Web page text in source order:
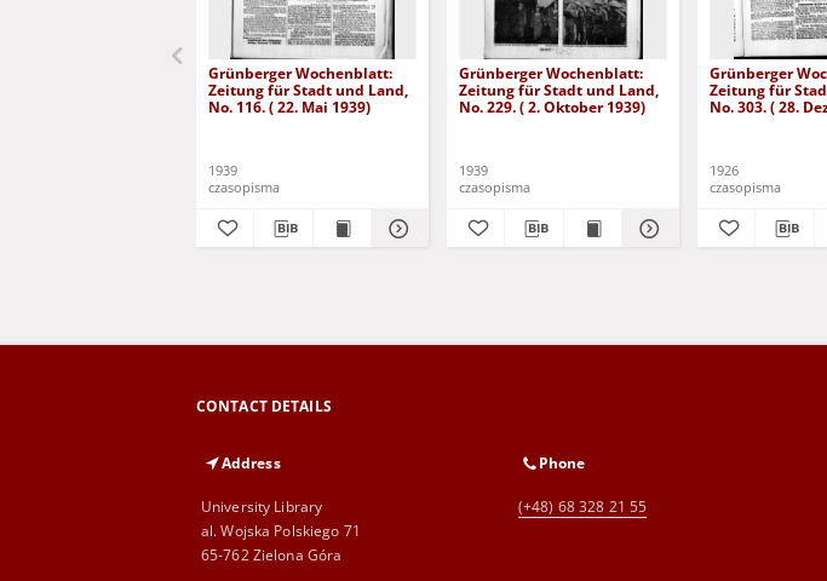
Grünberger Wochenblatt:
Zeitung für Stadt und Land,
No. 116. ( 22. Mai 1939)
1939
czasopisma
Grünberger Wochenblatt:
Zeitung für Stadt und Land,
No. 229. ( 2. Oktober 1939)
1939
czasopisma
Grünberger
Zeitung für
No. 303. ( 28.
1926
czasopisma
CONTACT DETAILS
Address
University Library
al. Wojska Polskiego 71
65-762 Zielona Góra
Phone
(+48) 68 328 21 55